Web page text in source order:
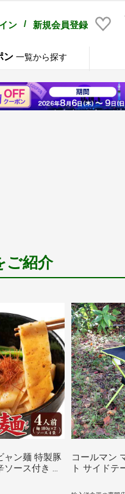
ン / 新規会員登録
ン 一覧から探す
ご紹介
ャン麺 特製豚
ース付き ４
コールマン
ト サイドテ
り畳み